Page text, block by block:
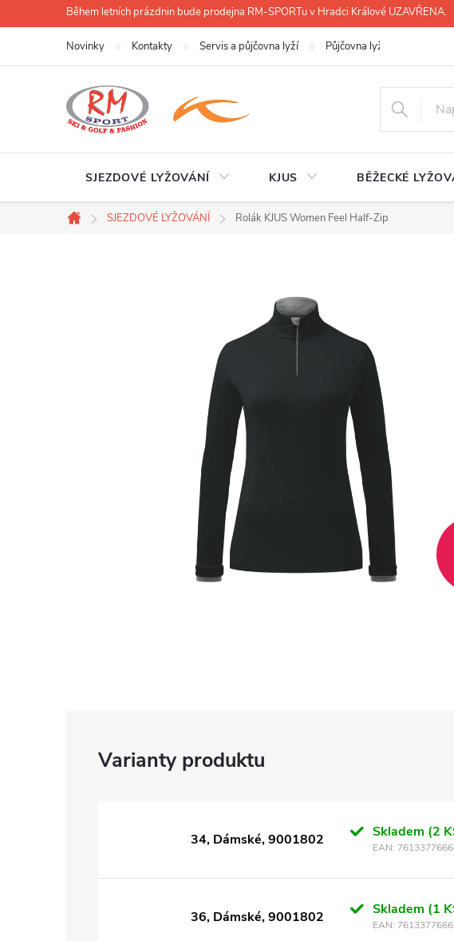
na
Během letních prázdnin bude prodejna RM-SPORTu v Hradci Králové UZAVŘENA.
Novinky Kontakty Servis a půjčovna lyží Půjčovna lyží, lyžáků, běžek
SJEZDOVÉ LYŽOVÁNÍ KJUS BĚŽECKÉ
Domů
SJEZDOVÉ LYŽOVÁNÍ Rolák KJUS Women Feel Half-Zip
34, Dámské, 9001802 Skladem (2
EAN:
36, Dámské, 9001802 Skladem (1
EAN: